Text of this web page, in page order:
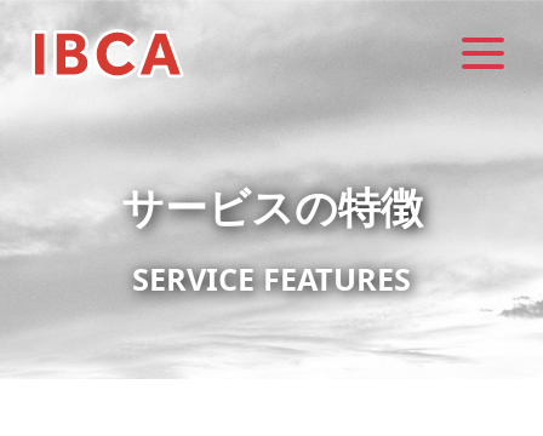
サービスの特徴
SERVICE FEATURES